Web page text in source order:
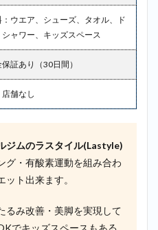
ウエア、シューズ、タオル、ド
シャワー、キッズスペース
証あり（30日間）
舗なし
ジムのラスタイル(Lastyle)
グ・有酸素運動を組み合わ
ト出来ます。
るみ改善・美脚を実現して